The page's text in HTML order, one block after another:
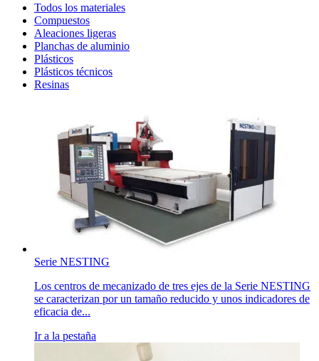
Todos los materiales
Compuestos
Aleaciones ligeras
Planchas de aluminio
Plásticos
Plásticos técnicos
Resinas
Serie NESTING
Los centros de mecanizado de tres ejes de la Serie NESTING
se caracterizan por un tamaño reducido y unos indicadores de
eficacia de...
Ir a la pestaña